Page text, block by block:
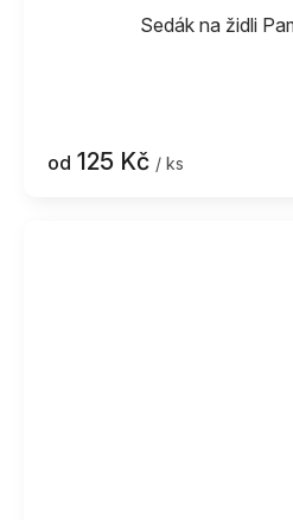
Sedák na židli
od 125 Kč / ks